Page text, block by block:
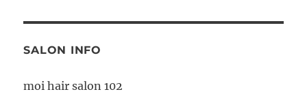
SALON INFO
moi hair salon 102